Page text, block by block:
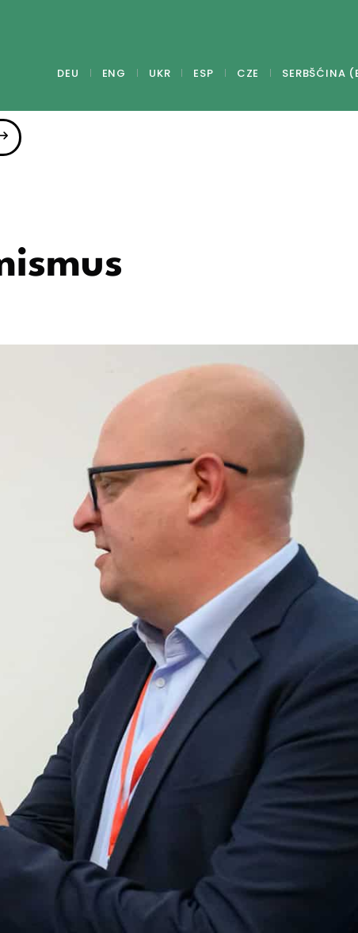
DEU ENG UKR ESP CZE SERBŠĆINA